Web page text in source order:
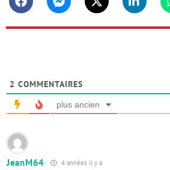
FacebookMessengerTwitter Linkedin
2 COMMENTAIRES
plus ancien
JeanM64 4 années il y a